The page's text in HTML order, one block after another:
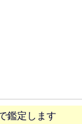
鑑定します